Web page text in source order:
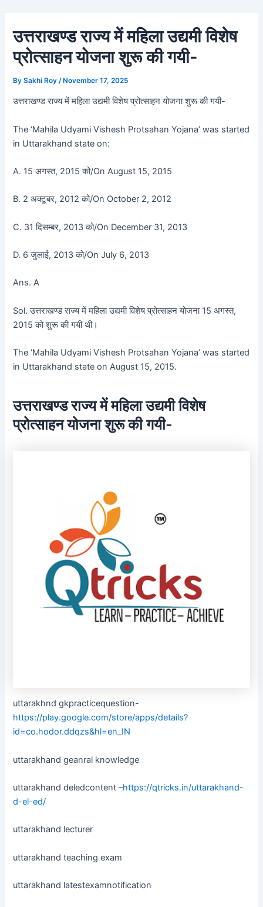
content
उत्तराखण्ड राज्य में महिला उद्यमी विशेष
प्रोत्साहन योजना शुरू की गयी-
BySakhi Roy /November 17, 2025
उत्तराखण्ड राज्य में महिला उद्यमी विशेष प्रोत्साहन योजना शुरू की गयी-
The ‘Mahila Udyami Vishesh Protsahan Yojana’ was started
in Uttarakhand state on:
A. 15 अगस्त, 2015 को/On August 15, 2015
B. 2 अक्टूबर, 2012 को/On October 2, 2012
C. 31 दिसम्बर, 2013 को/On December 31, 2013
D. 6 जुलाई, 2013 को/On July 6, 2013
Ans. A
Sol. उत्तराखण्ड राज्य में महिला उद्यमी विशेष प्रोत्साहन योजना 15 अगस्त,
2015 को शुरू की गयी थी।
The ‘Mahila Udyami Vishesh Protsahan Yojana’ was started
in Uttarakhand state on August 15, 2015.
उत्तराखण्ड राज्य में महिला उद्यमी विशेष
प्रोत्साहन योजना शुरू की गयी-
uttarakhnd gkpracticequestion-
https://play.google.com/store/apps/details?
id=co.hodor.ddqzs&hl=en_IN
uttarakhand geanral knowledge
uttarakhand deledcontent –https://qtricks.in/uttarakhand-
d-el-ed/
uttarakhand lecturer
uttarakhand teaching exam
uttarakhand latestexamnotification